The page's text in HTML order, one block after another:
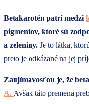
Betakarotén patrí medzi
pigmentov, ktoré sú
a zeleniny. Je to látka,
preto je odkázané na jej
Zaujímavosťou je, že
A. Avšak táto premena